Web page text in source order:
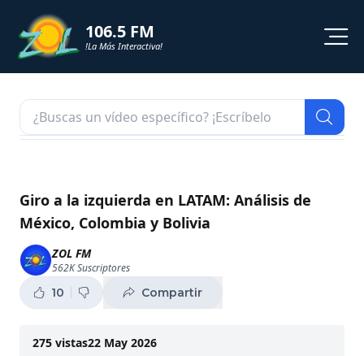
106.5 FM
!La Más Interactiva!
NOTICIAS
SHORTS
PODCAST
ZOL TV
Giro a la izquierda en LATAM: Análisis de
México, Colombia y Bolivia
ZOL FM
562KSuscriptores
10 Compartir
275 vistas22 May 2026